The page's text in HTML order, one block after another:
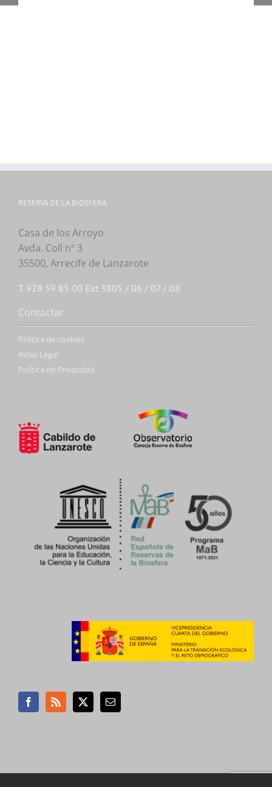
RESERVA DE LA BIOSFERA
Casa de los Arroyo
Avda. Coll nº 3
35500, Arrecife de Lanzarote
T. 928 59 85 00 Ext 3805 / 06 / 07 / 08
Contactar
Politica de cookies
Aviso Legal
Política de Privacidad